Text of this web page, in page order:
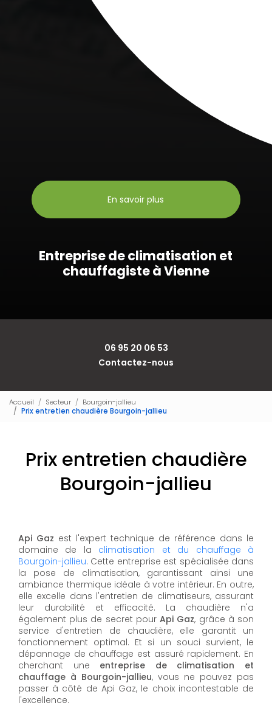
En savoir plus
Entreprise de climatisation et
chauffagiste à Vienne
06 95 20 06 53
Contactez-nous
Accueil Secteur
Bourgoin-jallieu
Prix entretien chaudière Bourgoin-jallieu
Prix entretien chaudière
Bourgoin-jallieu
Api Gaz est l'expert technique de référence dans le
domaine de la climatisation et du chauffage à
Bourgoin-jallieu. Cette entreprise est spécialisée dans
la pose de climatisation, garantissant ainsi une
ambiance thermique idéale à votre intérieur. En outre,
elle excelle dans l'entretien de climatiseurs, assurant
leur durabilité et efficacité. La chaudière n'a
également plus de secret pourApi Gaz, grâce à son
service d'entretien de chaudière, elle garantit un
fonctionnement optimal. Et si un souci survient, le
dépannage de chauffage est assuré rapidement. En
cherchant une entreprise de climatisation et
chauffage à Bourgoin-jallieu, vous ne pouvez pas
passer à côté de Api Gaz, le choix incontestable de
l'excellence.